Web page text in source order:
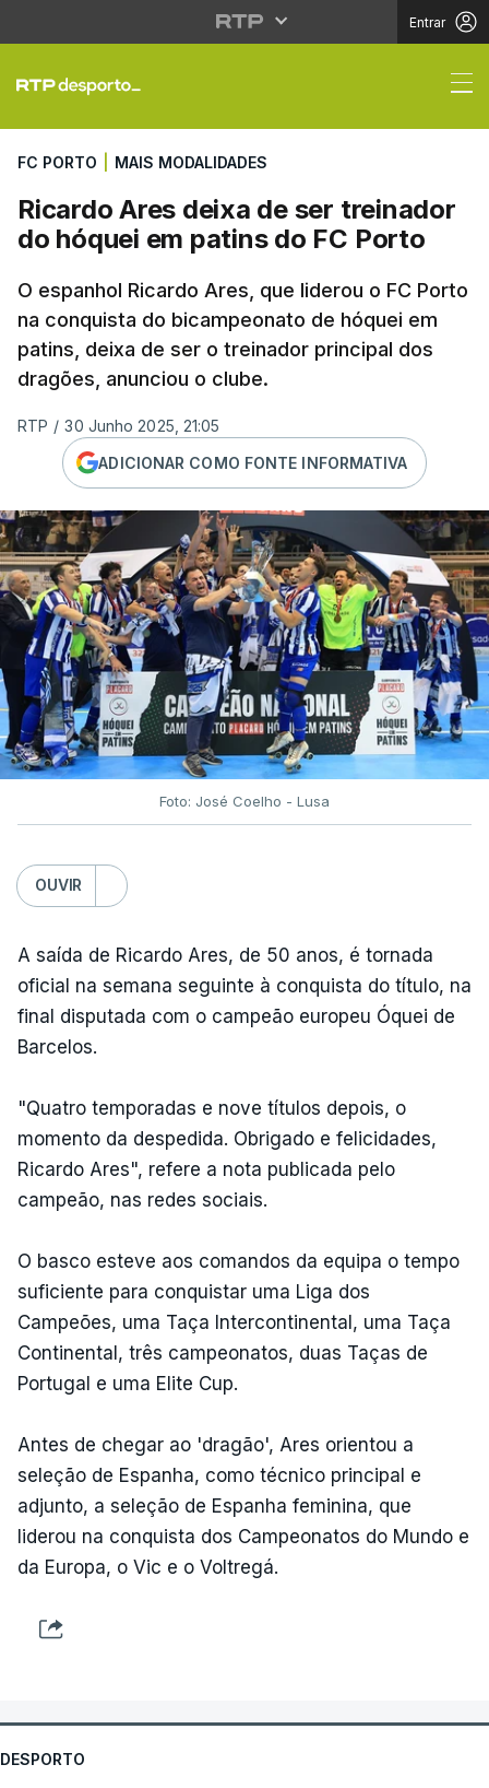
Entrar
Ricardo Ares deixa
FC PORTO MAIS MODALIDADES
Ricardo Ares deixa de ser treinador
do hóquei em patins do FC Porto
O espanhol Ricardo Ares, que liderou o FC Porto
na conquista do bicampeonato de hóquei em
patins, deixa de ser o treinador principal dos
dragões, anunciou o clube.
RTP / 30 Junho 2025, 21:05
ADICIONAR COMO FONTE INFORMATIVA
Foto: José Coelho - Lusa
OUVIR
A saída de Ricardo Ares, de 50 anos, é tornada
oficial na semana seguinte à conquista do título, na
final disputada com o campeão europeu Óquei de
Barcelos.
"Quatro temporadas e nove títulos depois, o
momento da despedida. Obrigado e felicidades,
Ricardo Ares", refere a nota publicada pelo
campeão, nas redes sociais.
O basco esteve aos comandos da equipa o tempo
suficiente para conquistar uma Liga dos
Campeões, uma Taça Intercontinental, uma Taça
Continental, três campeonatos, duas Taças de
Portugal e uma Elite Cup.
Antes de chegar ao 'dragão', Ares orientou a
seleção de Espanha, como técnico principal e
adjunto, a seleção de Espanha feminina, que
liderou na conquista dos Campeonatos do Mundo e
da Europa, o Vic e o Voltregá.
DESPORTO